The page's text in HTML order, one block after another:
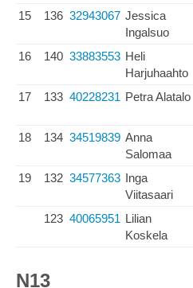
15 136 32943067 Jessica
Ingalsuo
16 140 33883553 Heli
Harjuhaahto
17 133 40228231 Petra Alatalo
18 134 34519839 Anna
Salomaa
19 132 34577363 Inga
Viitasaari
123 40065951 Lilian
Koskela
N13